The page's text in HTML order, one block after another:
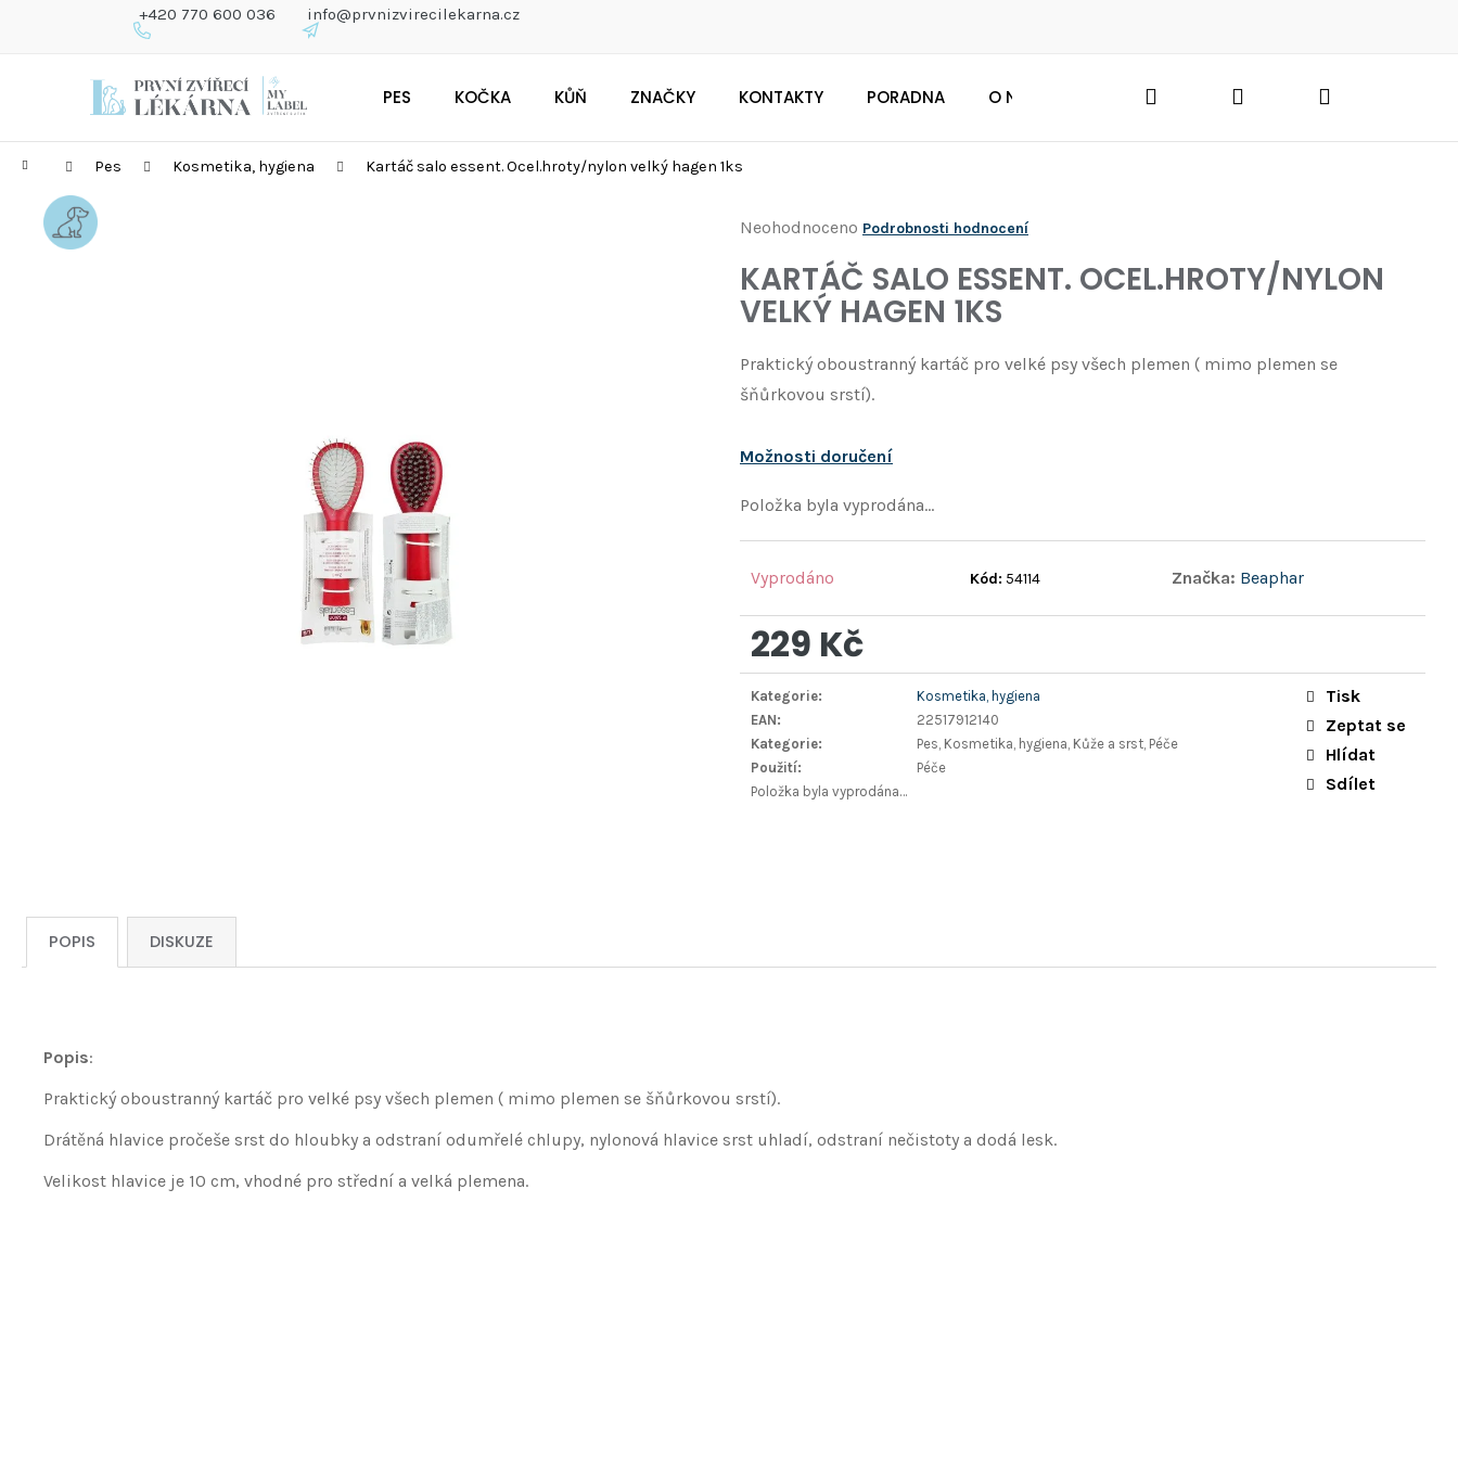
+420 770 600 036 info@prvnizvirecilekarna.cz
PES KOČKA KŮŇ ZNAČKY KONTAKTY PORADNA O NÁS Hledat PřihlášeníNákupní
Domů Pes Kosmetika, hygiena Kartáč salo essent. Ocel.hroty/nylon velký hagen 1ks
Průměrné
produktu
je
5
Neohodnoceno Podrobnosti hodnocení
KARTÁČ SALO ESSENT. OCEL.HROTY/NYLON
VELKÝ HAGEN 1KS
Praktický oboustranný kartáč pro velké psy všech plemen ( mimo plemen se
šňůrkovou srstí).
Možnosti doručení
Položka byla vyprodána…
Vyprodáno Kód: 54114 Značka: Beaphar
229 Kč
Měrná
cena:
Kategorie:
Kosmetika, hygiena
EAN:
22517912140
Kategorie:
Pes, Kosmetika, hygiena, Kůže a srst, Péče
Použití:
Péče
Položka byla vyprodána…
Tisk
Zeptat se
Hlídat
Sdílet
POPIS DISKUZE
Popis:
Praktický oboustranný kartáč pro velké psy všech plemen ( mimo plemen se šňůrkovou srstí).
Drátěná hlavice pročeše srst do hloubky a odstraní odumřelé chlupy, nylonová hlavice srst uhladí, odstraní nečistoty a dodá lesk.
Velikost hlavice je 10 cm, vhodné pro střední a velká plemena.
obchodu
obchodu
CO POTŘEBUJETE NAJÍT?